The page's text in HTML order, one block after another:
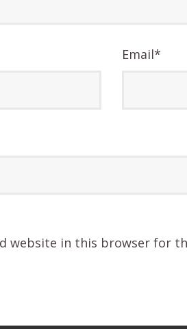
Email*
website in this browser for